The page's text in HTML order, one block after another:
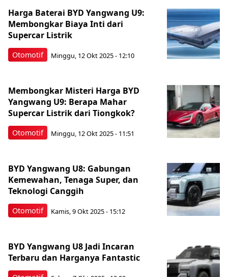
Otomotif
Harga Baterai BYD Yangwang U9:
Membongkar Biaya Inti dari
Supercar Listrik
Minggu, 12 Okt 2025 - 12:10
Otomotif
Membongkar Misteri Harga BYD
Yangwang U9: Berapa Mahar
Supercar Listrik dari Tiongkok?
Minggu, 12 Okt 2025 - 11:51
Otomotif
BYD Yangwang U8: Gabungan
Kemewahan, Tenaga Super, dan
Teknologi Canggih
Kamis, 9 Okt 2025 - 15:12
BYD Yangwang U8 Jadi Incaran
Terbaru dan Harganya Fantastic